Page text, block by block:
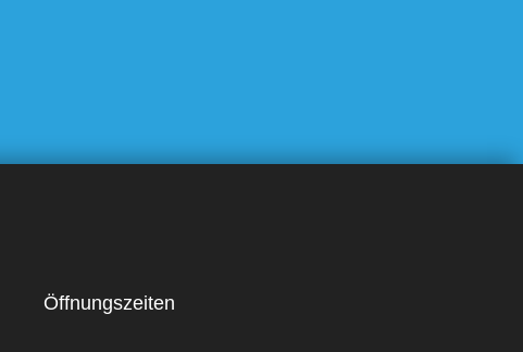
Öffnungszeiten